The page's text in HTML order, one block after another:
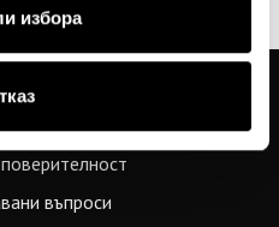
избора
въпроси